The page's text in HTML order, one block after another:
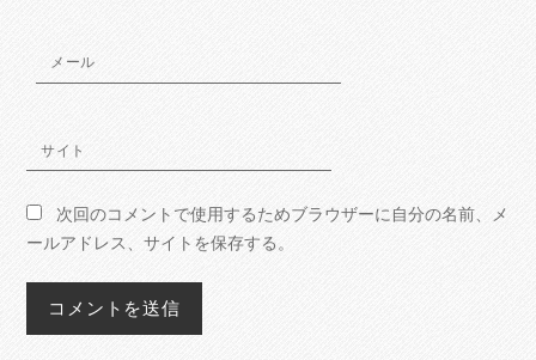
メール
サイト
次回のコメントで使用するためブラウザーに自分の名前、メ
ールアドレス、サイトを保存する。